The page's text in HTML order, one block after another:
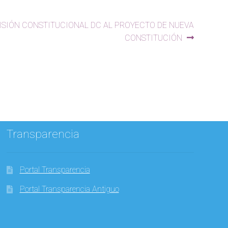
CONSTITUCIONAL DC AL PROYECTO DE NUEVA
CONSTITUCIÓN
Transparencia
Portal Transparencia
Portal Transparencia Antiguo